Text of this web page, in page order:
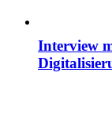
Interview